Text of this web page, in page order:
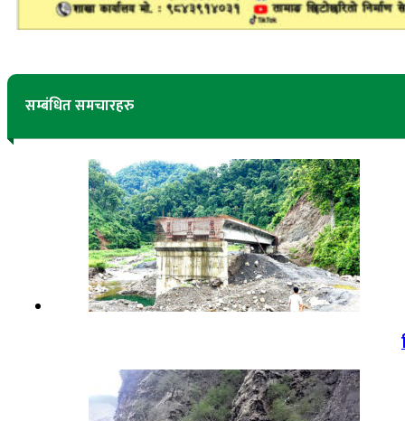
सम्बंधित समचारहरु